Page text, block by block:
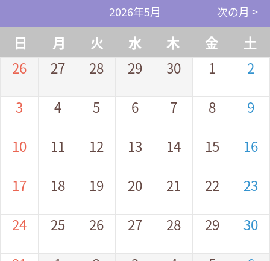
2026年5月 次の月 >
日 月 火 水 木 金
土
26
27 28 29 30 1 2
3 4 5 6 7 8 9
10 11 12 13 14 15 16
17 18 19 20 21 22 23
24 25 26 27 28 29 30